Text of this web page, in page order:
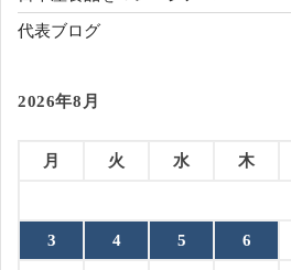
代表ブログ
2026年8月
月 火 水 木
3 4 5 6